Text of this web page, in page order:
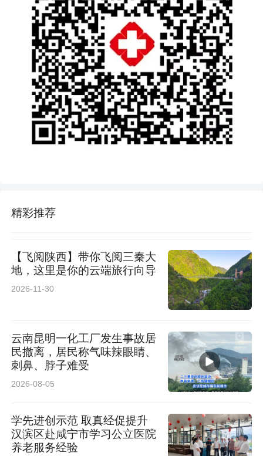
精彩推荐
【飞阅陕西】带你飞阅三秦大
地，这里是你的云端旅行向导
2026-11-30
云南昆明一化工厂发生事故居
民撤离，居民称气味辣眼睛、
刺鼻、脖子难受
2026-08-05
学先进创示范 取真经促提升
汉滨区赴咸宁市学习公立医院
养老服务经验